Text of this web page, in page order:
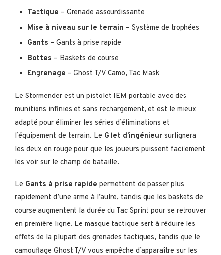
Tactique – Grenade assourdissante
Mise à niveau sur le terrain – Système de trophées
Gants – Gants à prise rapide
Bottes – Baskets de course
Engrenage – Ghost T/V Camo, Tac Mask
Le Stormender est un pistolet IEM portable avec des
munitions infinies et sans rechargement, et est le mieux
adapté pour éliminer les séries d’éliminations et
l’équipement de terrain. Le Gilet d’ingénieur surlignera
les deux en rouge pour que les joueurs puissent facilement
les voir sur le champ de bataille.
Le Gants à prise rapide permettent de passer plus
rapidement d’une arme à l’autre, tandis que les baskets de
course augmentent la durée du Tac Sprint pour se retrouver
en première ligne. Le masque tactique sert à réduire les
effets de la plupart des grenades tactiques, tandis que le
camouflage Ghost T/V vous empêche d’apparaître sur les